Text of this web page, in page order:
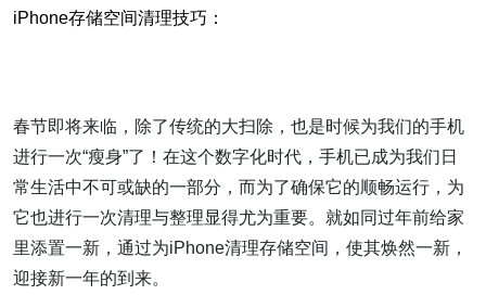
iPhone存储空间清理技巧：
春节即将来临，除了传统的大扫除，也是时候为我们的手机
进行一次“瘦身”了！在这个数字化时代，手机已成为我们日
常生活中不可或缺的一部分，而为了确保它的顺畅运行，为
它也进行一次清理与整理显得尤为重要。就如同过年前给家
里添置一新，通过为iPhone清理存储空间，使其焕然一新，
迎接新一年的到来。